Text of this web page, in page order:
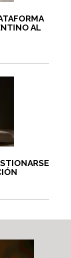
AL